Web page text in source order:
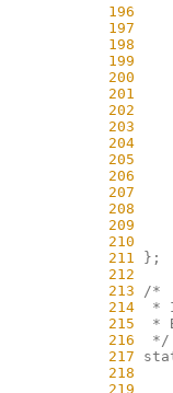
    196
    197
    198
    199
    200
    201
    202
    203
    204
    205
    206
    207
    208
    209
    210
    211
    212
    213
    214
    215
    216
    217
    218
    219